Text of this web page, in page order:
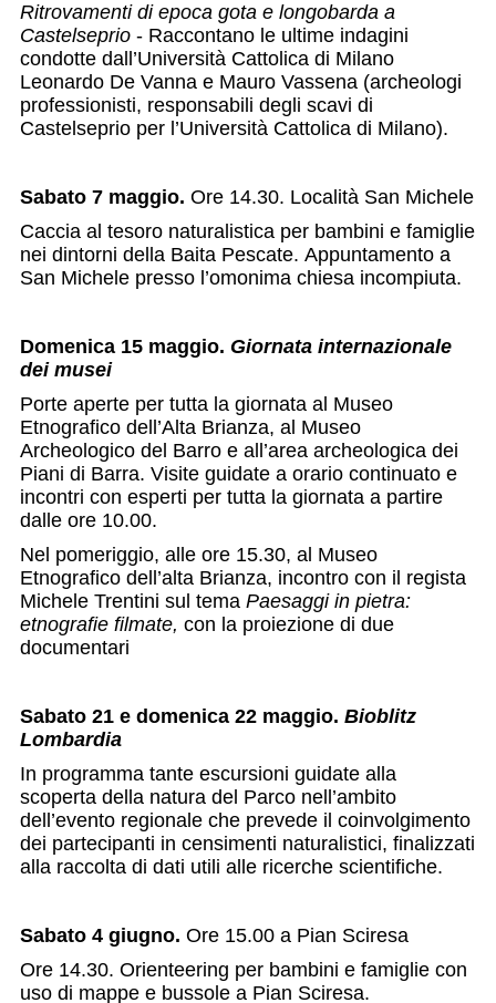
Ritrovamenti di epoca gota e longobarda a
Castelseprio - Raccontano le ultime indagini
condotte dall’Università Cattolica di Milano
Leonardo De Vanna e Mauro Vassena (archeologi
professionisti, responsabili degli scavi di
Castelseprio per l’Università Cattolica di Milano).
Sabato 7 maggio. Ore 14.30. Località San Michele
Caccia al tesoro naturalistica per bambini e famiglie
nei dintorni della Baita Pescate. Appuntamento a
San Michele presso l’omonima chiesa incompiuta.
Domenica 15 maggio. Giornata internazionale
dei musei
Porte aperte per tutta la giornata al Museo
Etnografico dell’Alta Brianza, al Museo
Archeologico del Barro e all’area archeologica dei
Piani di Barra. Visite guidate a orario continuato e
incontri con esperti per tutta la giornata a partire
dalle ore 10.00.
Nel pomeriggio, alle ore 15.30, al Museo
Etnografico dell’alta Brianza, incontro con il regista
Michele Trentini sul tema Paesaggi in pietra:
etnografie filmate, con la proiezione di due
documentari
Sabato 21 e domenica 22 maggio. Bioblitz
Lombardia
In programma tante escursioni guidate alla
scoperta della natura del Parco nell’ambito
dell’evento regionale che prevede il coinvolgimento
dei partecipanti in censimenti naturalistici, finalizzati
alla raccolta di dati utili alle ricerche scientifiche.
Sabato 4 giugno. Ore 15.00 a Pian Sciresa
Ore 14.30. Orienteering per bambini e famiglie con
uso di mappe e bussole a Pian Sciresa.